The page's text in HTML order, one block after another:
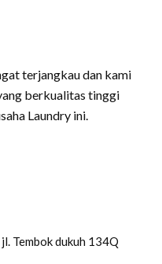
terjangkau dan kami
berkualitas tinggi
Laundry ini.
Tembok dukuh 134Q